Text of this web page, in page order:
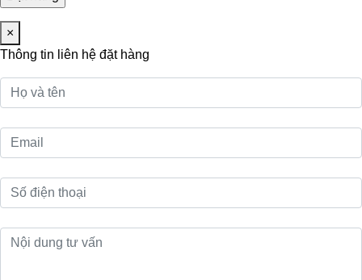
×
Thông tin liên hệ đặt hàng